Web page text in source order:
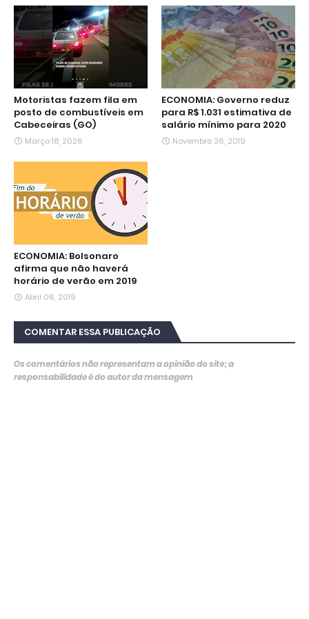
k
p
m
e
n
Motoristas fazem fila em
posto de combustíveis em
Cabeceiras (GO)
Março 18, 2026
ECONOMIA: Governo reduz
para R$ 1.031 estimativa de
salário mínimo para 2020
Novembro 26, 2019
ECONOMIA: Bolsonaro
afirma que não haverá
horário de verão em 2019
Abril 06, 2019
COMENTAR ESSA PUBLICAÇÃO
Os comentários não representam a opinião do site; a
responsabilidade é do autor da mensagem